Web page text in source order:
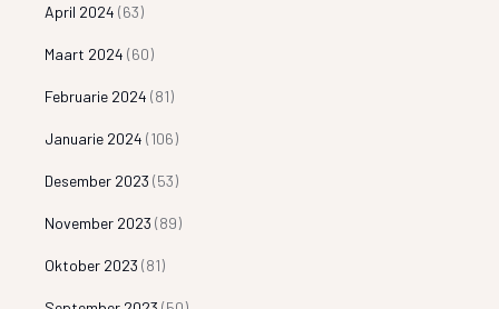
April 2024 (63)
Maart 2024 (60)
Februarie 2024 (81)
Januarie 2024 (106)
Desember 2023 (53)
November 2023 (89)
Oktober 2023 (81)